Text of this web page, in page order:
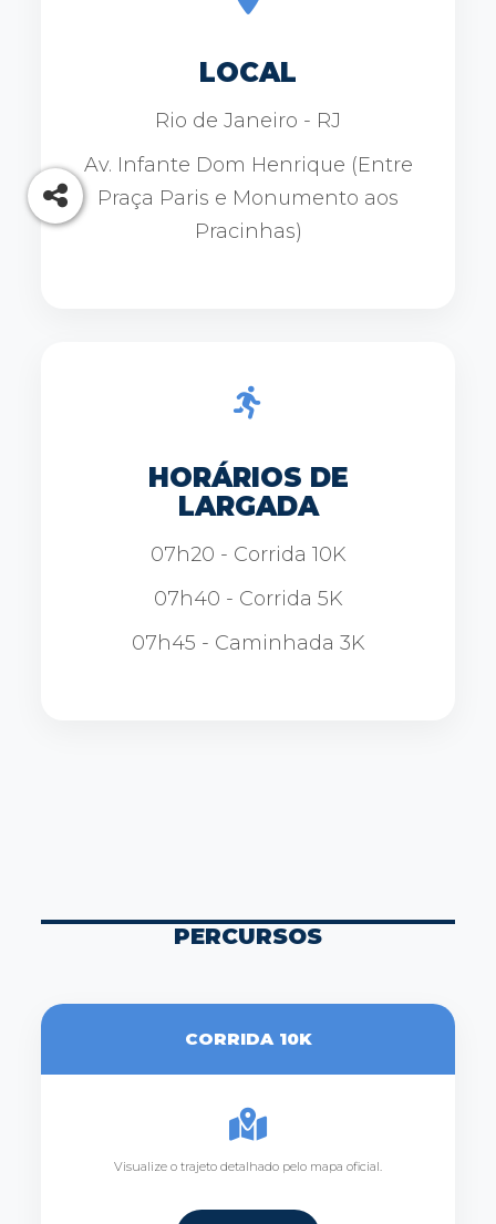
LOCAL
Rio de Janeiro - RJ
Av. Infante Dom Henrique (Entre
Praça Paris e Monumento aos
Pracinhas)
HORÁRIOS DE
LARGADA
07h20 - Corrida 10K
07h40 - Corrida 5K
07h45 - Caminhada 3K
PERCURSOS
CORRIDA 10K
Visualize o trajeto detalhado pelo mapa oficial.